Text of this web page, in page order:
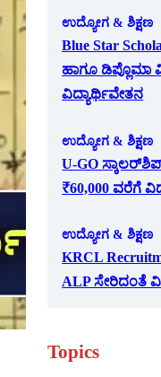
ಉದ್ಯೋಗ & ಶಿಕ್ಷಣ
Blue Star
ಹಾಗೂ ಡಿಪ್ಲೊಮಾ
ವಿದ್ಯಾರ್ಥಿವೇತನ
ಉದ್ಯೋಗ & ಶಿಕ್ಷಣ
U-GO
₹60,000 ವರೆಗೆ
ಉದ್ಯೋಗ & ಶಿಕ್ಷಣ
KRCL
ALP ಸೇರಿದಂತೆ
Topics